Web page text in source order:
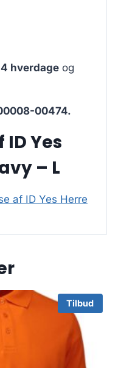
4 hverdage og
00474.
Yes
– L
af ID Yes Herre
Tilbud